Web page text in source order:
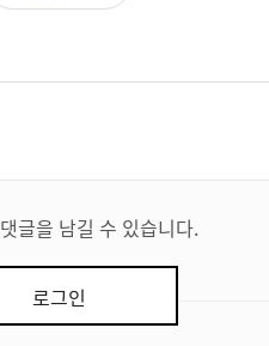
글을 남길 수 있습니다.
로그인